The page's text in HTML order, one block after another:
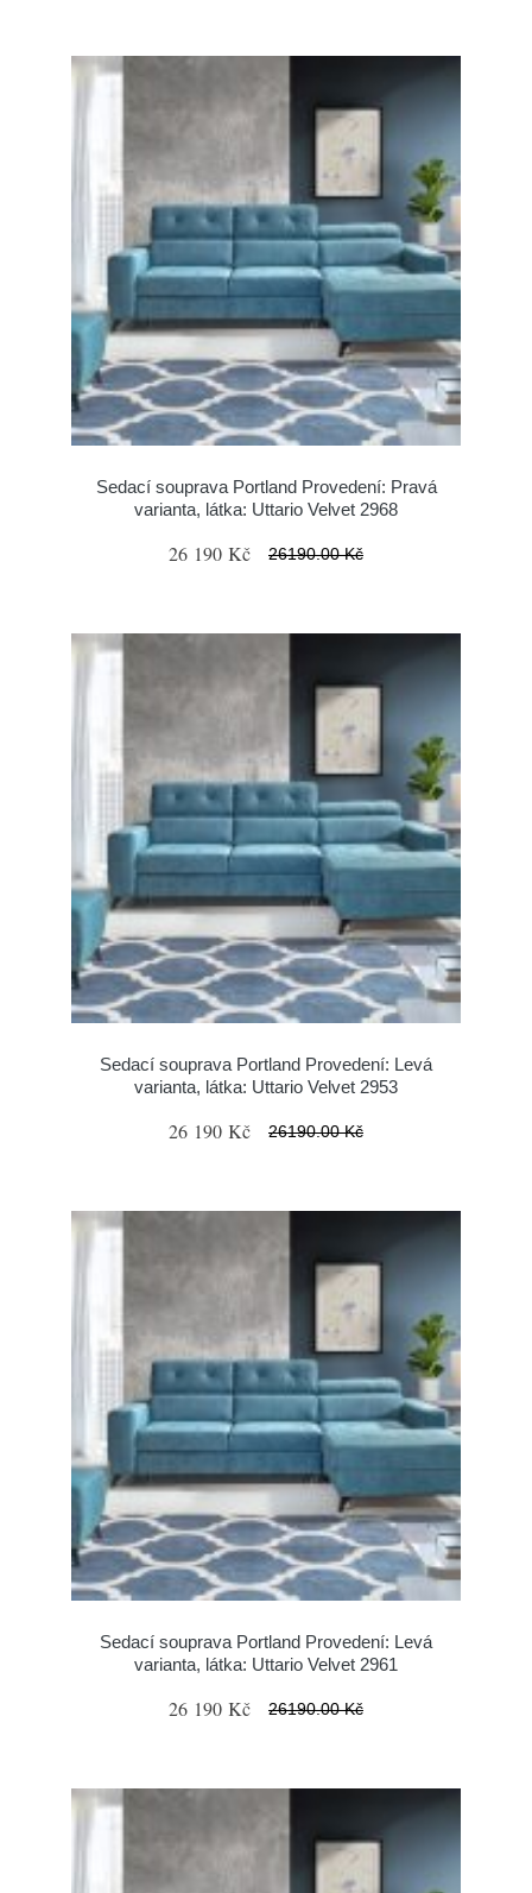
Sedací souprava Portland Provedení: Pravá
varianta, látka: Uttario Velvet 2968
26 190 Kč 26190.00 Kč
Sedací souprava Portland Provedení: Levá
varianta, látka: Uttario Velvet 2953
26 190 Kč 26190.00 Kč
Sedací souprava Portland Provedení: Levá
varianta, látka: Uttario Velvet 2961
26 190 Kč 26190.00 Kč